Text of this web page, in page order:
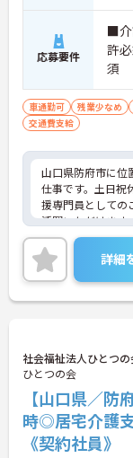
応募要件
■介
許
須
車通勤可 残業少なめ
交通費支給
山口県防府市に位
仕事です。土日祝
援専門員としての
活躍いただけます
ポイントなど、さ
お気軽にご相談く
詳細
社会福祉法人ひとつ
ひとつの会
【山口県／
時◎居宅介護
《契約社員》